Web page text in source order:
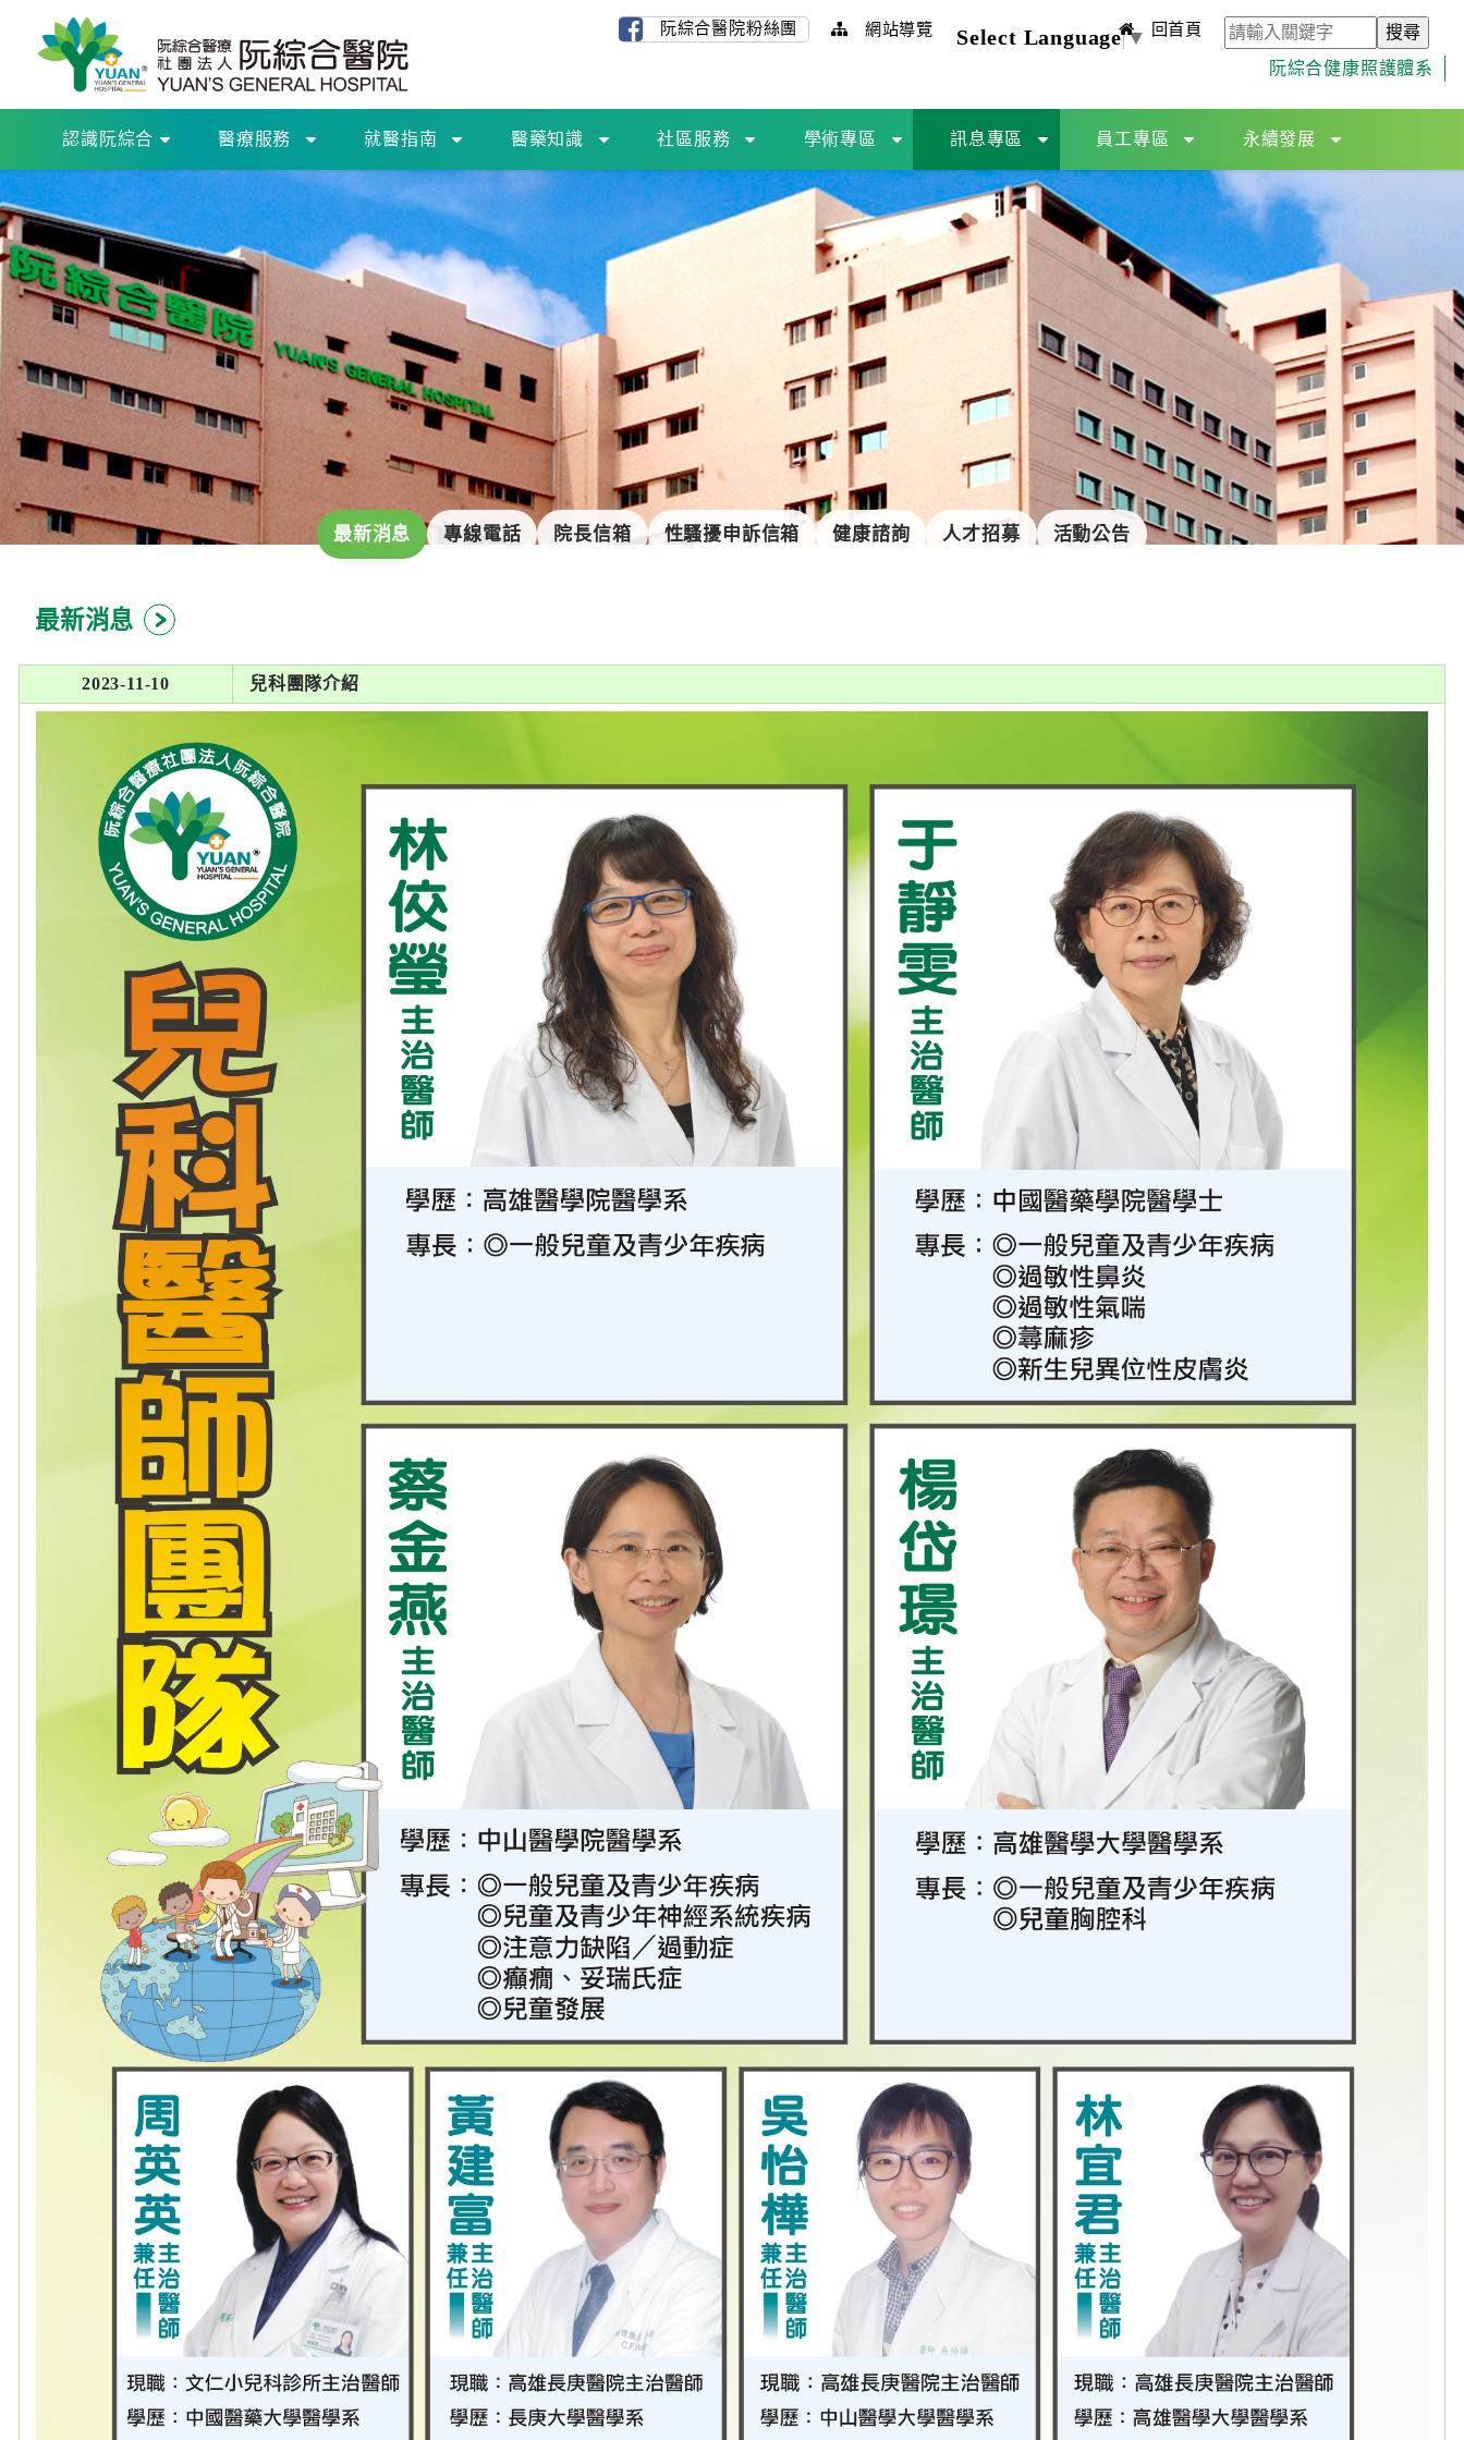
阮綜合醫院粉絲團 網站導覽 Select Language▼ 回首頁
阮綜合健康照護體系
認識阮綜合 醫療服務 就醫指南 醫藥知識 社區服務 學術專區 訊息專區 員工專區 永續發展
最新消息 專線電話 院長信箱 性騷擾申訴信箱 健康諮詢 人才招募 活動公告
最新消息
2023-11-10 兒科團隊介紹